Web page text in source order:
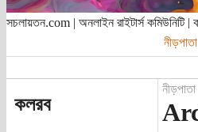
সচলায়তন.com | অনলাইন রাইটার্স কমিউনিটি
নীড়পাতা
কলরব
নীড়পাতা